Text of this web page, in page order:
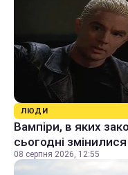
ЛЮДИ
Вампіри, в яких
сьогодні
08 серпня 2026, 12:55